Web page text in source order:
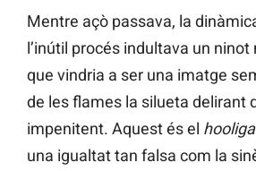
Mentre açò passava, la
l’inútil procés indultava un ninot
que vindria a ser una imatge
de les flames la silueta delirant
impenitent. Aquest és el
una igualtat tan falsa com la